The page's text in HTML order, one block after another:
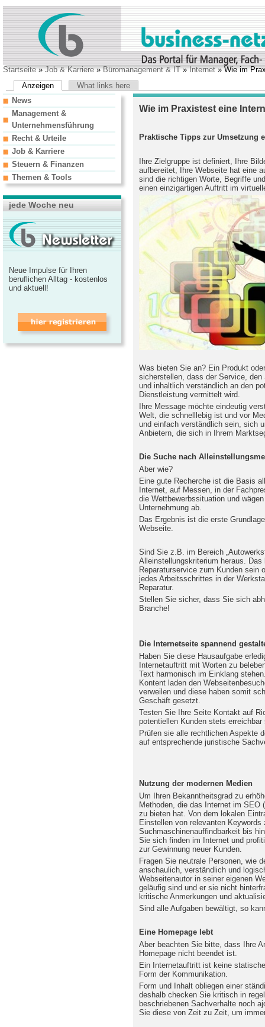
Startseite»Job & Karriere»Büromanagement & IT»Internet» Wie im
Anzeigen
What links here
Wie im Praxistest eine
Praktische Tipps zur Umsetzung
Ihre Zielgruppe ist definiert, Ihre
aufbereitet, Ihre Webseite hat eine
sind die richtigen Worte, Begriffe
einen einzigartigen Auftritt im
Was bieten Sie an? Ein Produkt
sicherstellen, dass der Service,
und inhaltlich verständlich an den
Dienstleistung vermittelt wird.
Ihre Message möchte eindeutig
Welt, die schnelllebig ist und vor
und einfach verständlich sein, sich
Anbietern, die sich in Ihrem
Die Suche nach
Aber wie?
Eine gute Recherche ist die Basis
Internet, auf Messen, in der
die Wettbewerbssituation und
Unternehmung ab.
Das Ergebnis ist die erste
Webseite.
Sind Sie z.B. im Bereich
Alleinstellungskriterium heraus.
Reparaturservice zum Kunden sein
jedes Arbeitsschrittes in der
Reparatur.
Stellen Sie sicher, dass Sie sich
Branche!
Die Internetseite spannend
Haben Sie diese Hausaufgabe
Internetauftritt mit Worten zu
Text harmonisch im Einklang
Kontent laden den
verweilen und diese haben somit
Geschäft gesetzt.
Testen Sie Ihre Seite Kontakt auf
potentiellen Kunden stets
Prüfen sie alle rechtlichen Aspekte
auf entsprechende juristische
Nutzung der modernen Medien
Um Ihren Bekanntheitsgrad zu
Methoden, die das Internet im SEO
zu bieten hat. Von dem lokalen
Einstellen von relevanten Keywords
Suchmaschinenauffindbarkeit bis
Sie sich finden im Internet und
zur Gewinnung neuer Kunden.
Fragen Sie neutrale Personen, wie
anschaulich, verständlich und
Webseitenautor in seiner eigenen
geläufig sind und er sie nicht
kritische Anmerkungen und
Sind alle Aufgaben bewältigt, so
Eine Homepage lebt
Aber beachten Sie bitte, dass Ihre
Homepage nicht beendet ist.
Ein Internetauftritt ist keine
Form der Kommunikation.
Form und Inhalt obliegen einer
deshalb checken Sie kritisch in
beschriebenen Sachverhalte noch
Sie diese von Zeit zu Zeit, um
News
Management &
Unternehmensführung
Recht & Urteile
Job & Karriere
Steuern & Finanzen
Themen & Tools
jede Woche neu
Neue Impulse für Ihren
beruflichen Alltag - kostenlos
und aktuell!